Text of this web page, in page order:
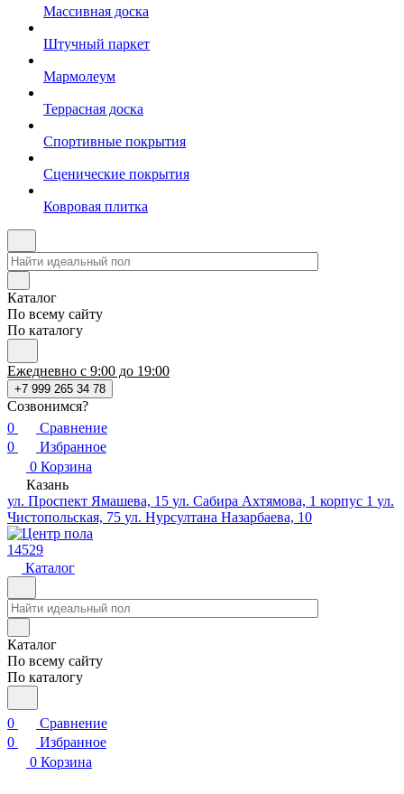
Массивная доска
Штучный паркет
Мармолеум
Террасная доска
Спортивные покрытия
Сценические покрытия
Ковровая плитка
Каталог
По всему сайту
По каталогу
Ежедневно с 9:00 до 19:00
+7 999 265 34 78
Созвонимся?
0
Сравнение
0
Избранное
0 Корзина
Казань
ул. Проспект Ямашева, 15 ул. Сабира Ахтямова, 1 корпус 1 ул.
Чистопольская, 75 ул. Нурсултана Назарбаева, 10
14529
Каталог
Каталог
По всему сайту
По каталогу
0
Сравнение
0
Избранное
0 Корзина